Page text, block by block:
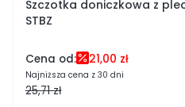
Szczotka doniczkowa z
STBZ
Cena od: 21,00 zł
Najniższa cena z 30 dni
25,71 zł